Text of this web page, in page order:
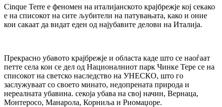
Cinque Terre е феномен на италијанското крајбрежје кој секако
е на списокот на сите љубители на патувањата, како и оние
кои сакаат да видат еден од најубавите делови на Италија.
Прекрасно убавото крајбрежје и областа каде што се наоѓаат
петте села кои се дел од Националниот парк Чинке Тере се на
списокот на светско наследство на УНЕСКО, што го
заслужуваат со своето минато, недопрената природа и
нереалната убавина. секоја убава на свој начин, Вернаца,
Монтеросо, Манарола, Корниља и Риомаџоре.